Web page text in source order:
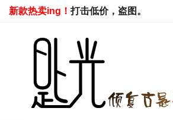
新款热卖ing！打击低价，盗图。